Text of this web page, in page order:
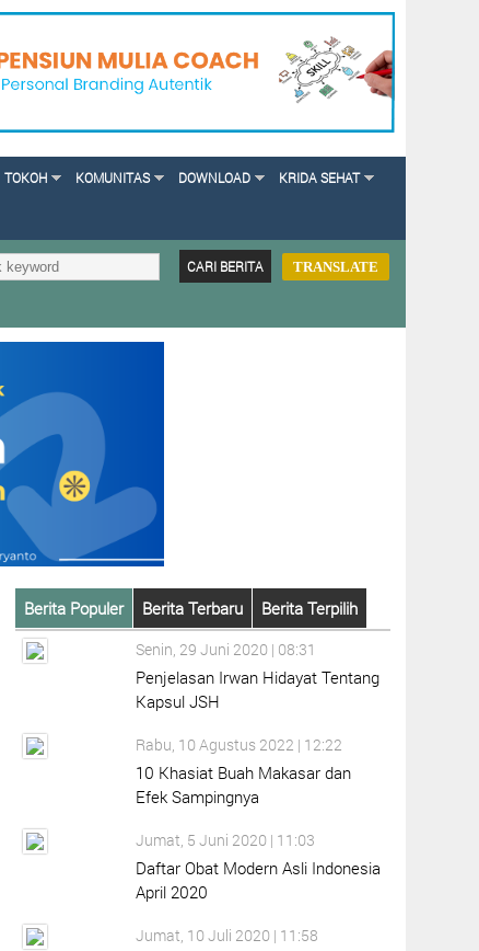
TOKOH KOMUNITAS DOWNLOAD KRIDA SEHAT
TRANSLATE
Berita Populer Berita Terbaru Berita Terpilih
Senin, 29 Juni 2020 | 08:31
Penjelasan Irwan Hidayat Tentang
Kapsul JSH
Rabu, 10 Agustus 2022 | 12:22
10 Khasiat Buah Makasar dan
Efek Sampingnya
Jumat, 5 Juni 2020 | 11:03
Daftar Obat Modern Asli Indonesia
April 2020
Jumat, 10 Juli 2020 | 11:58